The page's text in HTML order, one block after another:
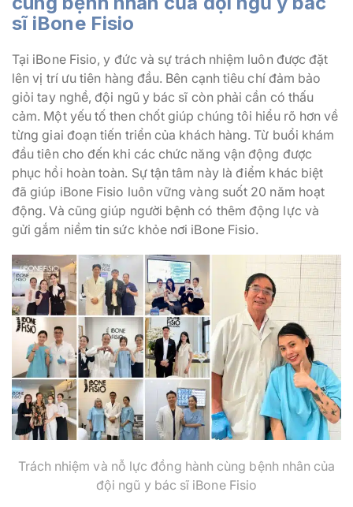
sĩ iBone Fisio
Tại iBone Fisio, y đức và sự trách nhiệm luôn được đặt
lên vị trí ưu tiên hàng đầu. Bên cạnh tiêu chí đảm bảo
giỏi tay nghề, đội ngũ y bác sĩ còn phải cần có thấu
cảm. Một yếu tố then chốt giúp chúng tôi hiểu rõ hơn về
từng giai đoạn tiến triển của khách hàng. Từ buổi khám
đầu tiên cho đến khi các chức năng vận động được
phục hồi hoàn toàn. Sự tận tâm này là điểm khác biệt
đã giúp iBone Fisio luôn vững vàng suốt 20 năm hoạt
động. Và cũng giúp người bệnh có thêm động lực và
gửi gắm niềm tin sức khỏe nơi iBone Fisio.
Trách nhiệm và nỗ lực đồng hành cùng bệnh nhân của
đội ngũ y bác sĩ iBone Fisio